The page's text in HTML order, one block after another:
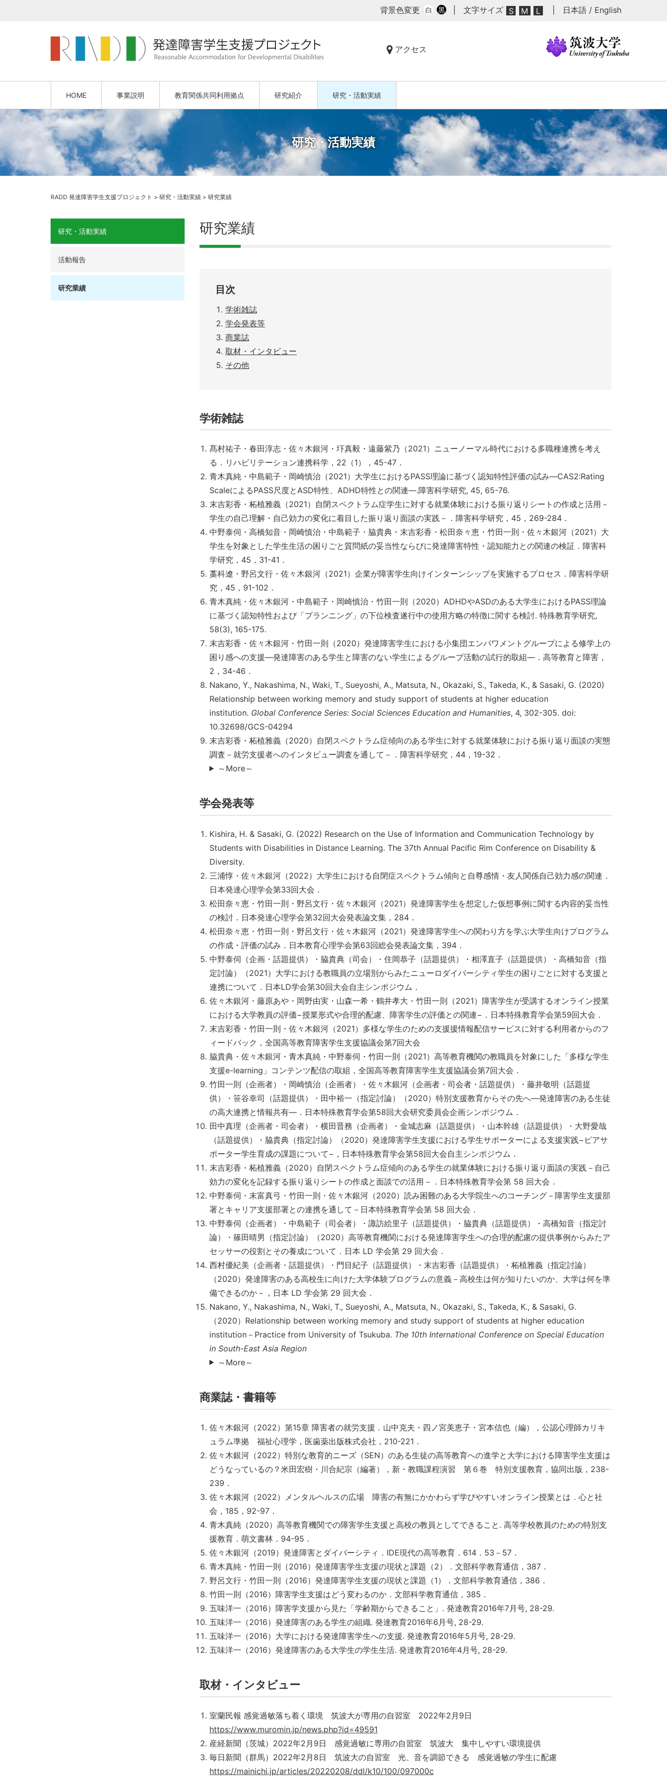
背景色変更 白 黒 | 文字サイズ S M L 日本語 / English
アクセス
HOME 事業説明 教育関係共同利用拠点 研究紹介 研究・活動実績
研究・活動実績
RADD 発達障害学生支援プロジェクト > 研究・活動実績 > 研究業績
研究業績
目次
学術雑誌
学会発表等
商業誌
取材・インタビュー
その他
学術雑誌
髙村祐子・春田淳志・佐々木銀河・圷真毅・遠藤紫乃（2021）ニューノーマル時代における多職種連携を考え
る．リハビリテーション連携科学，22（1），45-47．
青木真純・中島範子・岡崎慎治（2021）大学生におけるPASS理論に基づく認知特性評価の試み―CAS2:Rating
ScaleによるPASS尺度とASD特性、ADHD特性との関連―.障害科学研究, 45, 65-76.
末吉彩香・柘植雅義（2021）自閉スペクトラム症学生に対する就業体験における振り返りシートの作成と活用－
学生の自己理解・自己効力の変化に着目した振り返り面談の実践－．障害科学研究，45，269-284．
中野泰伺・高橋知音・岡崎慎治・中島範子・脇貴典・末吉彩香・松田奈々恵・竹田一則・佐々木銀河（2021）大
学生を対象とした学生生活の困りごと質問紙の妥当性ならびに発達障害特性・認知能力との関連の検証．障害科
学研究，45，31-41．
藁科遼・野呂文行・佐々木銀河（2021）企業が障害学生向けインターンシップを実施するプロセス．障害科学研
究，45，91-102．
青木真純・佐々木銀河・中島範子・岡崎慎治・竹田一則（2020）ADHDやASDのある大学生におけるPASS理論
に基づく認知特性および「プランニング」の下位検査遂行中の使用方略の特徴に関する検討. 特殊教育学研究,
58(3), 165-175.
末吉彩香・佐々木銀河・竹田一則（2020）発達障害学生における小集団エンパワメントグループによる修学上の
困り感への支援―発達障害のある学生と障害のない学生によるグループ活動の試行的取組―．高等教育と障害，
2，34-46．
Nakano, Y., Nakashima, N., Waki, T., Sueyoshi, A., Matsuta, N., Okazaki, S., Takeda, K., & Sasaki, G. (2020)
Relationship between working memory and study support of students at higher education
institution. Global Conference Series: Social Sciences Education and Humanities, 4, 302-305. doi:
10.32698/GCS-04294
末吉彩香・柘植雅義（2020）自閉スペクトラム症傾向のある学生に対する就業体験における振り返り面談の実態
調査－就労支援者へのインタビュー調査を通して－．障害科学研究，44，19-32．
～More～
学会発表等
Kishira, H. & Sasaki, G. (2022) Research on the Use of Information and Communication Technology by
Students with Disabilities in Distance Learning. The 37th Annual Pacific Rim Conference on Disability &
Diversity.
三浦惇・佐々木銀河（2022）大学生における自閉症スペクトラム傾向と自尊感情・友人関係自己効力感の関連．
日本発達心理学会第33回大会．
松田奈々恵・竹田一則・野呂文行・佐々木銀河（2021）発達障害学生を想定した仮想事例に関する内容的妥当性
の検討．日本発達心理学会第32回大会発表論文集，284．
松田奈々恵・竹田一則・野呂文行・佐々木銀河（2021）発達障害学生への関わり方を学ぶ大学生向けプログラム
の作成・評価の試み．日本教育心理学会第63回総会発表論文集，394．
中野泰伺（企画・話題提供）・脇貴典（司会）・住岡恭子（話題提供）・相澤直子（話題提供）・高橋知音（指
定討論）（2021）大学における教職員の立場別からみたニューロダイバーシティ学生の困りごとに対する支援と
連携について．日本LD学会第30回大会自主シンポジウム．
佐々木銀河・藤原あや・岡野由実・山森一希・鶴井孝大・竹田一則（2021）障害学生が受講するオンライン授業
における大学教員の評価−授業形式や合理的配慮、障害学生の評価との関連−．日本特殊教育学会第59回大会．
末吉彩香・竹田一則・佐々木銀河（2021）多様な学生のための支援援情報配信サービスに対する利用者からのフ
ィードバック，全国高等教育障害学生支援協議会第7回大会
脇貴典・佐々木銀河・青木真純・中野泰伺・竹田一則（2021）高等教育機関の教職員を対象にした「多様な学生
支援e-learning」コンテンツ配信の取組，全国高等教育障害学生支援協議会第7回大会．
竹田一則（企画者）・岡崎慎治（企画者）・佐々木銀河（企画者・司会者・話題提供）・藤井敬明（話題提
供）・笹谷幸司（話題提供）・田中裕一（指定討論）（2020）特別支援教育からその先へ―発達障害のある生徒
の高大連携と情報共有―．日本特殊教育学会第58回大会研究委員会企画シンポジウム．
田中真理（企画者・司会者）・横田晋務（企画者）・金城志麻（話題提供）・山本幹雄（話題提供）・大野愛哉
（話題提供）・脇貴典（指定討論）（2020）発達障害学生支援における学生サポーターによる支援実践−ピアサ
ポーター学生育成の課題について−，日本特殊教育学会第58回大会自主シンポジウム．
末吉彩香・柘植雅義（2020）自閉スペクトラム症傾向のある学生の就業体験における振り返り面談の実践－自己
効力の変化を記録する振り返りシートの作成と面談での活用－．日本特殊教育学会第 58 回大会．
中野泰伺・末富真弓・竹田一則・佐々木銀河（2020）読み困難のある大学院生へのコーチング－障害学生支援部
署とキャリア支援部署との連携を通して－日本特殊教育学会第 58 回大会．
中野泰伺（企画者）・中島範子（司会者）・諏訪絵里子（話題提供）・脇貴典（話題提供）・高橋知音（指定討
論）・篠田晴男（指定討論）（2020）高等教育機関における発達障害学生への合理的配慮の提供事例からみたア
セッサーの役割とその養成について．日本 LD 学会第 29 回大会．
西村優紀美（企画者・話題提供）・門目紀子（話題提供）・末吉彩香（話題提供）・柘植雅義（指定討論）
（2020）発達障害のある高校生に向けた大学体験プログラムの意義－高校生は何が知りたいのか、大学は何を準
備できるのか－，日本 LD 学会第 29 回大会．
Nakano, Y., Nakashima, N., Waki, T., Sueyoshi, A., Matsuta, N., Okazaki, S., Takeda, K., & Sasaki, G.
（2020）Relationship between working memory and study support of students at higher education
institution－Practice from University of Tsukuba. The 10th International Conference on Special Education
in South-East Asia Region
～More～
商業誌・書籍等
佐々木銀河（2022）第15章 障害者の就労支援．山中克夫・四ノ宮美恵子・宮本信也（編），公認心理師カリキ
ュラム準拠 福祉心理学，医歯薬出版株式会社，210-221．
佐々木銀河（2022）特別な教育的ニーズ（SEN）のある生徒の高等教育への進学と大学における障害学生支援は
どうなっているの？米田宏樹・川合紀宗（編著），新・教職課程演習 第６巻 特別支援教育，協同出版，238-
239．
佐々木銀河（2022）メンタルヘルスの広場 障害の有無にかかわらず学びやすいオンライン授業とは．心と社
会，185，92-97．
青木真純（2020）高等教育機関での障害学生支援と高校の教員としてできること. 高等学校教員のための特別支
援教育．萌文書林．94-95．
佐々木銀河（2019）発達障害とダイバーシティ．IDE現代の高等教育．614．53－57．
青木真純・竹田一則（2016）発達障害学生支援の現状と課題（2）．文部科学教育通信，387．
野呂文行・竹田一則（2016）発達障害学生支援の現状と課題（1）．文部科学教育通信，386．
竹田一則（2016）障害学生支援はどう変わるのか．文部科学教育通信，385．
五味洋一（2016）障害学支援から見た「学齢期からできること」. 発達教育2016年7月号, 28-29.
五味洋一（2016）発達障害のある学生の組織. 発達教育2016年6月号, 28-29.
五味洋一（2016）大学における発達障害学生への支援. 発達教育2016年5月号, 28-29.
五味洋一（2016）発達障害のある大学生の学生生活. 発達教育2016年4月号, 28-29.
取材・インタビュー
室蘭民報 感覚過敏落ち着く環境 筑波大が専用の自習室 2022年2月9日
https://www.muromin.jp/news.php?id=49591
産経新聞（茨城）2022年2月9日 感覚過敏に専用の自習室 筑波大 集中しやすい環境提供
毎日新聞（群馬）2022年2月8日 筑波大の自習室 光、音を調節できる 感覚過敏の学生に配慮
https://mainichi.jp/articles/20220208/ddl/k10/100/097000c
研究・活動実績
活動報告
研究業績